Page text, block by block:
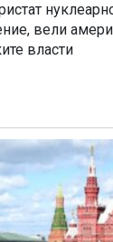
вели
власти